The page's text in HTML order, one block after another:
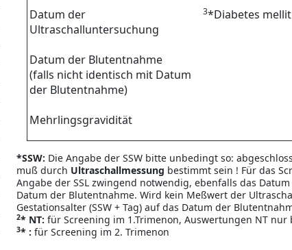
Datum der
Ultraschalluntersuchung
3*Diabetes
Datum der Blutentnahme
(falls nicht identisch mit Datum
der Blutentnahme)
Mehrlingsgravidität
*SSW: Die Angabe der SSW bitte unbedingt so:
muß durch Ultraschallmessung bestimmt sein ! Für das
Angabe der SSL zwingend notwendig, ebenfalls das
Datum der Blutentnahme. Wird kein Meßwert der
Gestationsalter (SSW + Tag) auf das Datum der
2* NT: für Screening im 1.Trimenon, Auswertungen NT nur
3* : für Screening im 2. Trimenon